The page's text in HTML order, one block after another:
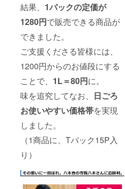
結果、 1パックの定価が
1280円で販売できる商品が
できました。
ご支援くださる皆様には、
1200円からのお値段にする
ことで、 1L＝80円に。
味を追究してなお、 日ごろ
お使いやすい価格帯を実現
しました。
（1商品に、Tバック15P入
り）